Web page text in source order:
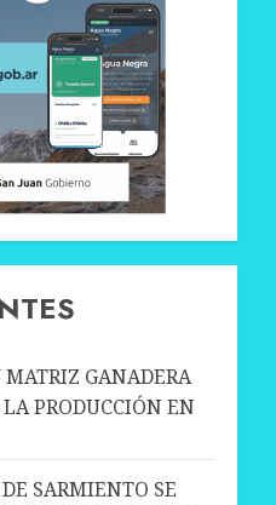
GANADERA
PRODUCCIÓN EN
SARMIENTO SE